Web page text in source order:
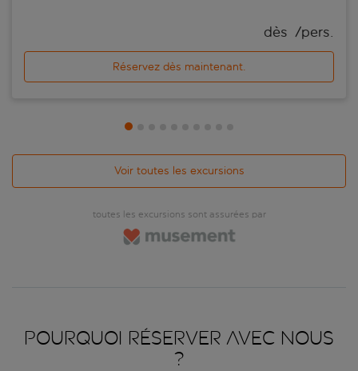
dès /pers.
Réservez dès maintenant.
Voir toutes les excursions
toutes les excursions sont assurées par
Pourquoi réserver avec nous
?